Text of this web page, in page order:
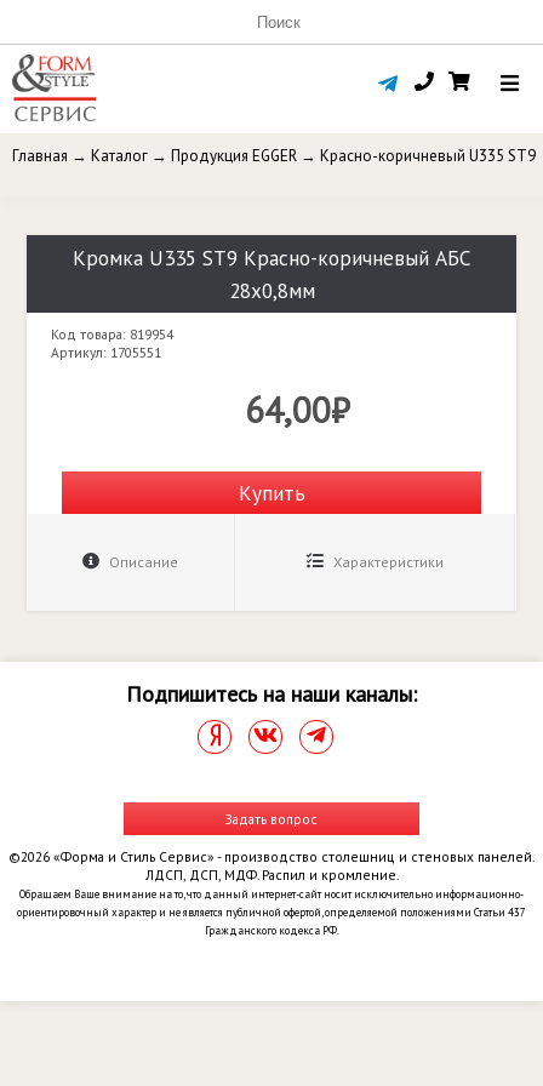
Главная → Каталог → Продукция EGGER → Красно-коричневый U335 ST9
Кромка U335 ST9 Красно-коричневый АБС
28х0,8мм
Код товара: 819954
Артикул: 1705551
64,00₽
Купить
Описание Характеристики
Подпишитесь на наши каналы:
Задать вопрос
©2026 «Форма и Стиль Сервис» - производство столешниц и стеновых панелей.
ЛДСП, ДСП, МДФ. Распил и кромление.
Обращаем Ваше внимание на то, что данный интернет-сайт носит исключительно информационно-
ориентировочный характер и не является публичной офертой, определяемой положениями Статьи 437
Гражданского кодекса РФ.